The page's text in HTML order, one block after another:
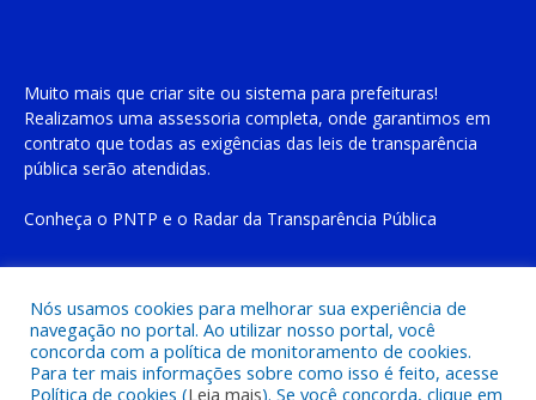
Muito mais que criar site ou sistema para prefeituras!
Realizamos uma assessoria completa, onde garantimos em
contrato que todas as exigências das leis de transparência
pública serão atendidas.
Conheça o PNTP e o Radar da Transparência Pública
Todos os direitos reservados a Prefeitura Municipal de Cachoeira
do Piriá
Nós usamos cookies para melhorar sua experiência de
navegação no portal. Ao utilizar nosso portal, você
concorda com a política de monitoramento de cookies.
Para ter mais informações sobre como isso é feito, acesse
Política de cookies (Leia mais). Se você concorda, clique em